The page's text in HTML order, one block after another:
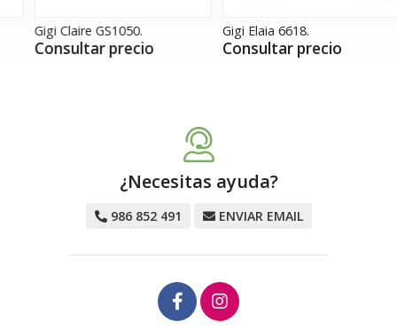
Gigi Claire GS1050.
Consultar precio
Gigi Elaia 6618.
Consultar precio
¿Necesitas ayuda?
986 852 491 ENVIAR EMAIL